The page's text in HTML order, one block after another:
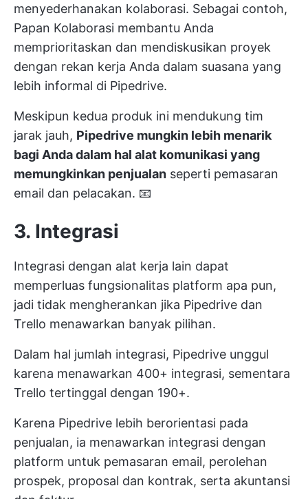
menyederhanakan kolaborasi. Sebagai contoh,
Papan Kolaborasi membantu Anda
memprioritaskan dan mendiskusikan proyek
dengan rekan kerja Anda dalam suasana yang
lebih informal di Pipedrive.
Meskipun kedua produk ini mendukung tim
jarak jauh, Pipedrive mungkin lebih menarik
bagi Anda dalam hal alat komunikasi yang
memungkinkan penjualan seperti pemasaran
email dan pelacakan. 📧
3. Integrasi
Integrasi dengan alat kerja lain dapat
memperluas fungsionalitas platform apa pun,
jadi tidak mengherankan jika Pipedrive dan
Trello menawarkan banyak pilihan.
Dalam hal jumlah integrasi, Pipedrive unggul
karena menawarkan 400+ integrasi, sementara
Trello tertinggal dengan 190+.
Karena Pipedrive lebih berorientasi pada
penjualan, ia menawarkan integrasi dengan
platform untuk pemasaran email, perolehan
prospek, proposal dan kontrak, serta akuntansi